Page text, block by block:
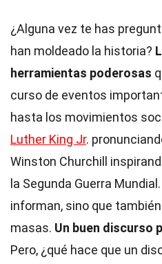
¿Alguna vez te has
han moldeado la historia?
herramientas poderosas
curso de eventos
hasta los movimientos
Luther King Jr.
Winston Churchill
la Segunda Guerra
informan, sino que
masas. Un buen discurso
Pero, ¿qué hace que un